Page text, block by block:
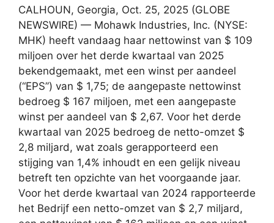
CALHOUN, Georgia, Oct. 25, 2025 (GLOBE
NEWSWIRE) — Mohawk Industries, Inc. (NYSE:
MHK) heeft vandaag haar nettowinst van $ 109
miljoen over het derde kwartaal van 2025
bekendgemaakt, met een winst per aandeel
(“EPS”) van $ 1,75; de aangepaste nettowinst
bedroeg $ 167 miljoen, met een aangepaste
winst per aandeel van $ 2,67. Voor het derde
kwartaal van 2025 bedroeg de netto-omzet $
2,8 miljard, wat zoals gerapporteerd een
stijging van 1,4% inhoudt en een gelijk niveau
betreft ten opzichte van het voorgaande jaar.
Voor het derde kwartaal van 2024 rapporteerde
het Bedrijf een netto-omzet van $ 2,7 miljard,